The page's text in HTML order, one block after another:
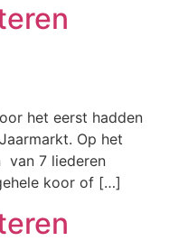
het eerst hadden
Op het
van 7 liederen
koor of […]